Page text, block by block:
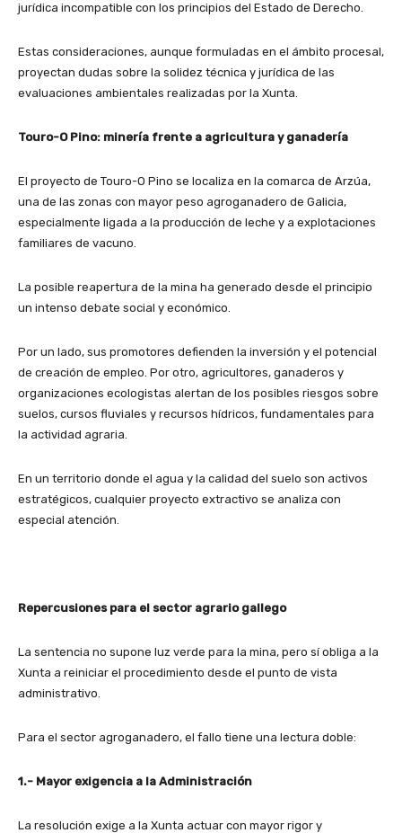
jurídica incompatible con los principios del Estado de Derecho.
Estas consideraciones, aunque formuladas en el ámbito procesal,
proyectan dudas sobre la solidez técnica y jurídica de las
evaluaciones ambientales realizadas por la Xunta.
Touro-O Pino: minería frente a agricultura y ganadería
El proyecto de Touro-O Pino se localiza en la comarca de Arzúa,
una de las zonas con mayor peso agroganadero de Galicia,
especialmente ligada a la producción de leche y a explotaciones
familiares de vacuno.
La posible reapertura de la mina ha generado desde el principio
un intenso debate social y económico.
Por un lado, sus promotores defienden la inversión y el potencial
de creación de empleo. Por otro, agricultores, ganaderos y
organizaciones ecologistas alertan de los posibles riesgos sobre
suelos, cursos fluviales y recursos hídricos, fundamentales para
la actividad agraria.
En un territorio donde el agua y la calidad del suelo son activos
estratégicos, cualquier proyecto extractivo se analiza con
especial atención.
Repercusiones para el sector agrario gallego
La sentencia no supone luz verde para la mina, pero sí obliga a la
Xunta a reiniciar el procedimiento desde el punto de vista
administrativo.
Para el sector agroganadero, el fallo tiene una lectura doble:
1.- Mayor exigencia a la Administración
La resolución exige a la Xunta actuar con mayor rigor y